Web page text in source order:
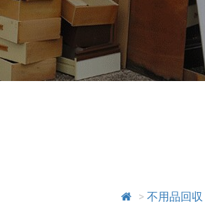
> 不用品回収